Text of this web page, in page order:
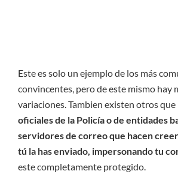
Este es solo un ejemplo de los más
convincentes, pero de este mismo hay
variaciones. Tambien existen otros
oficiales de la Policía o de entidades
servidores de correo que hacen
tú la has enviado, impersonando tu
este completamente protegido.